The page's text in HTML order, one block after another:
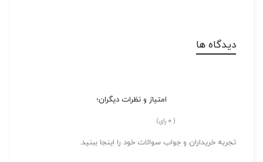
دیدگاه ها
امتیاز و نظرات دیگران؛
(
0 رای)
تجربه خریداران و جواب سوالات خود را اینجا ببنید.